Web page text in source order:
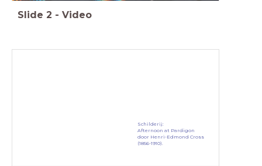
Slide 2 - Video
Schilderij:
Afternoon at Pardigon
door Henri-EdmondCross
(1856-1910).